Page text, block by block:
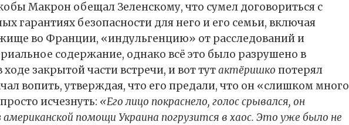
Макрон обещал Зеленскому, что сумел договориться с
гарантиях безопасности для него и его семьи, включая
во Франции, «индульгенцию» от расследований и
содержание, однако всё это было разрушено в
закрытой части встречи, и вот тутактёришко потерял
вопить, утверждая, что его предали, что он «слишком много
исчезнуть: «Его лицо покраснело, голос срывался, он
помощи Украина погрузится в хаос. Это уже было не